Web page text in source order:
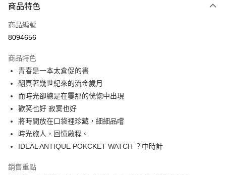
全家線上支付
運送方式
本島宅配-活動商品
免運費
離島宅配-常溫商品
免運費
商品特色
商品編號
8094656
商品特色
青春是一本太倉促的書
翻頁著幾世紀來的流金歲月
而時光卻總是在霎那的恍惚中出現
歡笑也好 寂寞也好
將時間放在口袋裡珍藏，細細品嚐
時光旅人，回憶啟程。
IDEAL ANTIQUE POKCKET WATCH ？中時計
銷售重點